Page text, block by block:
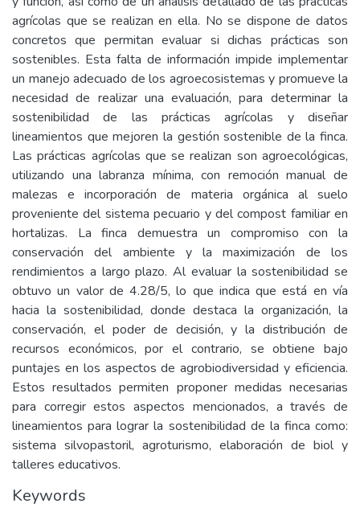
agrícolas que se realizan en ella. No se dispone de datos
concretos que permitan evaluar si dichas prácticas son
sostenibles. Esta falta de información impide implementar
un manejo adecuado de los agroecosistemas y promueve la
necesidad de realizar una evaluación, para determinar la
sostenibilidad de las prácticas agrícolas y diseñar
lineamientos que mejoren la gestión sostenible de la finca.
Las prácticas agrícolas que se realizan son agroecológicas,
utilizando una labranza mínima, con remoción manual de
malezas e incorporación de materia orgánica al suelo
proveniente del sistema pecuario y del compost familiar en
hortalizas. La finca demuestra un compromiso con la
conservación del ambiente y la maximización de los
rendimientos a largo plazo. Al evaluar la sostenibilidad se
obtuvo un valor de 4.28/5, lo que indica que está en vía
hacia la sostenibilidad, donde destaca la organización, la
conservación, el poder de decisión, y la distribución de
recursos económicos, por el contrario, se obtiene bajo
puntajes en los aspectos de agrobiodiversidad y eficiencia.
Estos resultados permiten proponer medidas necesarias
para corregir estos aspectos mencionados, a través de
lineamientos para lograr la sostenibilidad de la finca como:
sistema silvopastoril, agroturismo, elaboración de biol y
talleres educativos.
Keywords